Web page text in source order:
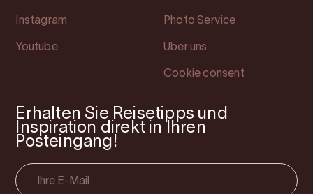
Instagram
Youtube
Photo Service
Über uns
Cookie consent
Erhalten Sie Reisetipps und
Inspiration direkt in Ihren
Posteingang!